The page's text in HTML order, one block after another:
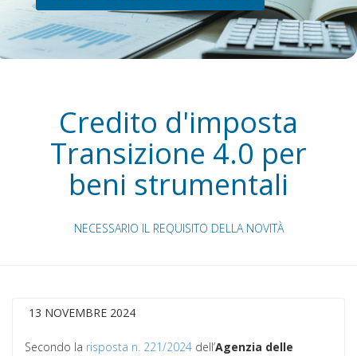
Credito d'imposta
Transizione 4.0 per
beni strumentali
NECESSARIO IL REQUISITO DELLA NOVITÀ
13 NOVEMBRE 2024
Secondo la risposta n. 221/2024 dell’Agenzia delle